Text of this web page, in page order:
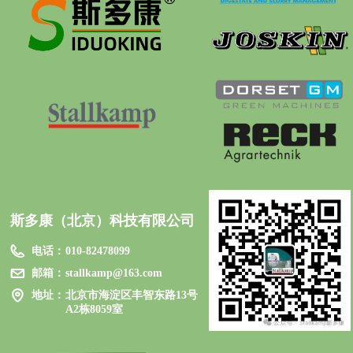
斯多康（北京）科技有限公司
电话： 010-82478099
邮箱： stallkamp@163.com
地址： 北京市海淀区丰智东路13号
A2栋8059室